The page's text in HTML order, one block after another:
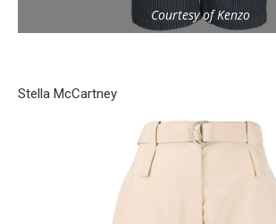
Courtesy of Kenzo
Stella McCartney